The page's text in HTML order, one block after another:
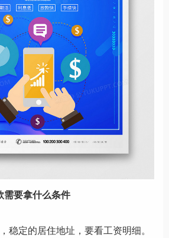
需要拿什么条件
稳定的居住地址，要看工资明细。